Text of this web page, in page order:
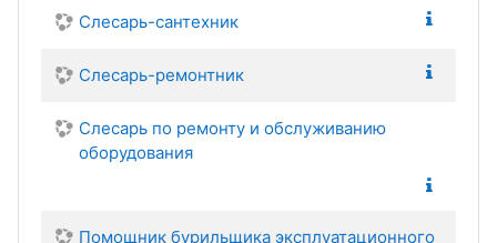
Слесарь-сантехник
Слесарь-ремонтник
Слесарь по ремонту и обслуживанию
оборудования
Помощник бурильщика эксплуатационного